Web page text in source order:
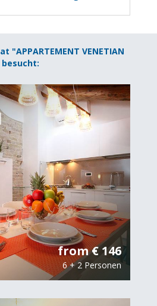
"APPARTEMENT VENETIAN
from € 146
6 + 2 Personen